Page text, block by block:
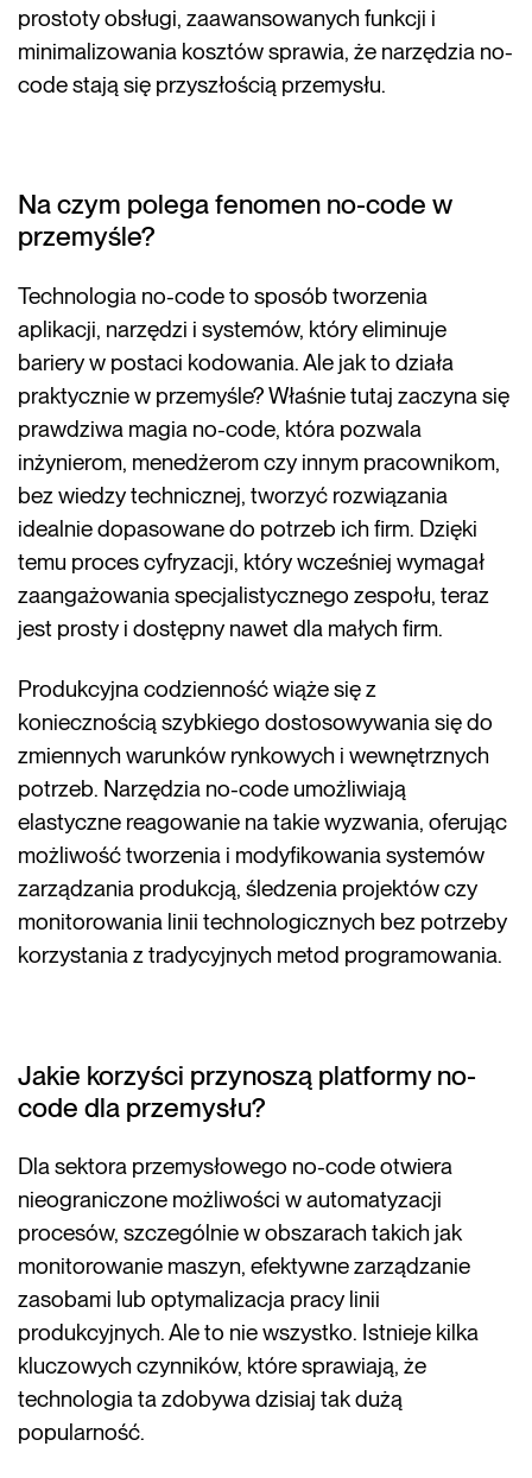
prostoty obsługi, zaawansowanych funkcji i
minimalizowania kosztów sprawia, że narzędzia no-
code stają się przyszłością przemysłu.
Na czym polega fenomen no-code w
przemyśle?
Technologia no-code to sposób tworzenia
aplikacji, narzędzi i systemów, który eliminuje
bariery w postaci kodowania. Ale jak to działa
praktycznie w przemyśle? Właśnie tutaj zaczyna się
prawdziwa magia no-code, która pozwala
inżynierom, menedżerom czy innym pracownikom,
bez wiedzy technicznej, tworzyć rozwiązania
idealnie dopasowane do potrzeb ich firm. Dzięki
temu proces cyfryzacji, który wcześniej wymagał
zaangażowania specjalistycznego zespołu, teraz
jest prosty i dostępny nawet dla małych firm.
Produkcyjna codzienność wiąże się z
koniecznością szybkiego dostosowywania się do
zmiennych warunków rynkowych i wewnętrznych
potrzeb. Narzędzia no-code umożliwiają
elastyczne reagowanie na takie wyzwania, oferując
możliwość tworzenia i modyfikowania systemów
zarządzania produkcją, śledzenia projektów czy
monitorowania linii technologicznych bez potrzeby
korzystania z tradycyjnych metod programowania.
Jakie korzyści przynoszą platformy no-
code dla przemysłu?
Dla sektora przemysłowego no-code otwiera
nieograniczone możliwości w automatyzacji
procesów, szczególnie w obszarach takich jak
monitorowanie maszyn, efektywne zarządzanie
zasobami lub optymalizacja pracy linii
produkcyjnych. Ale to nie wszystko. Istnieje kilka
kluczowych czynników, które sprawiają, że
technologia ta zdobywa dzisiaj tak dużą
popularność.